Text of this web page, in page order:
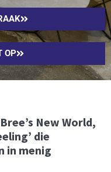
OP
New World,
die
in menig